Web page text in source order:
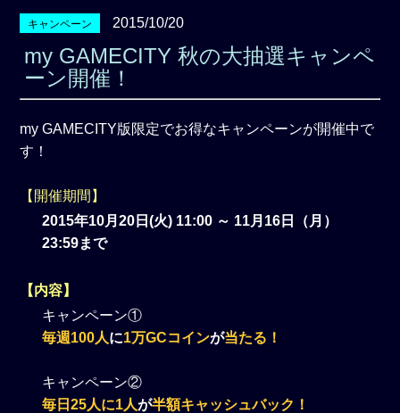
キャンペーン 2015/10/20
my GAMECITY 秋の大抽選キャンペ
ーン開催！
my GAMECITY版限定でお得なキャンペーンが開催中で
す！
【開催期間】
2015年10月20日(火) 11:00 ～ 11月16日（月）
23:59まで
【内容】
キャンペーン①
毎週100人に1万GCコインが当たる！
キャンペーン②
毎日25人に1人が半額キャッシュバック！